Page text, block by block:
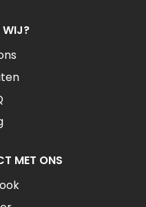
WIJ?
MET ONS